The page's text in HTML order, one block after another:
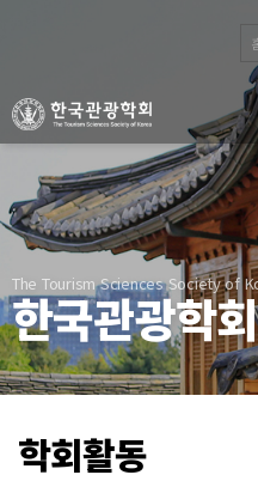
The Tourism Sciences Society of
한국관광학회
학회활동